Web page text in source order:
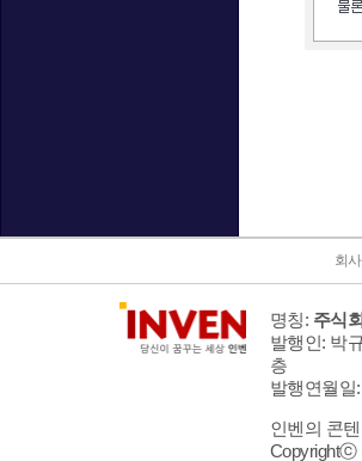
회
명칭: 주식
발행인: 박
층
발행연월일
인벤의 콘
Copyrightⓒ